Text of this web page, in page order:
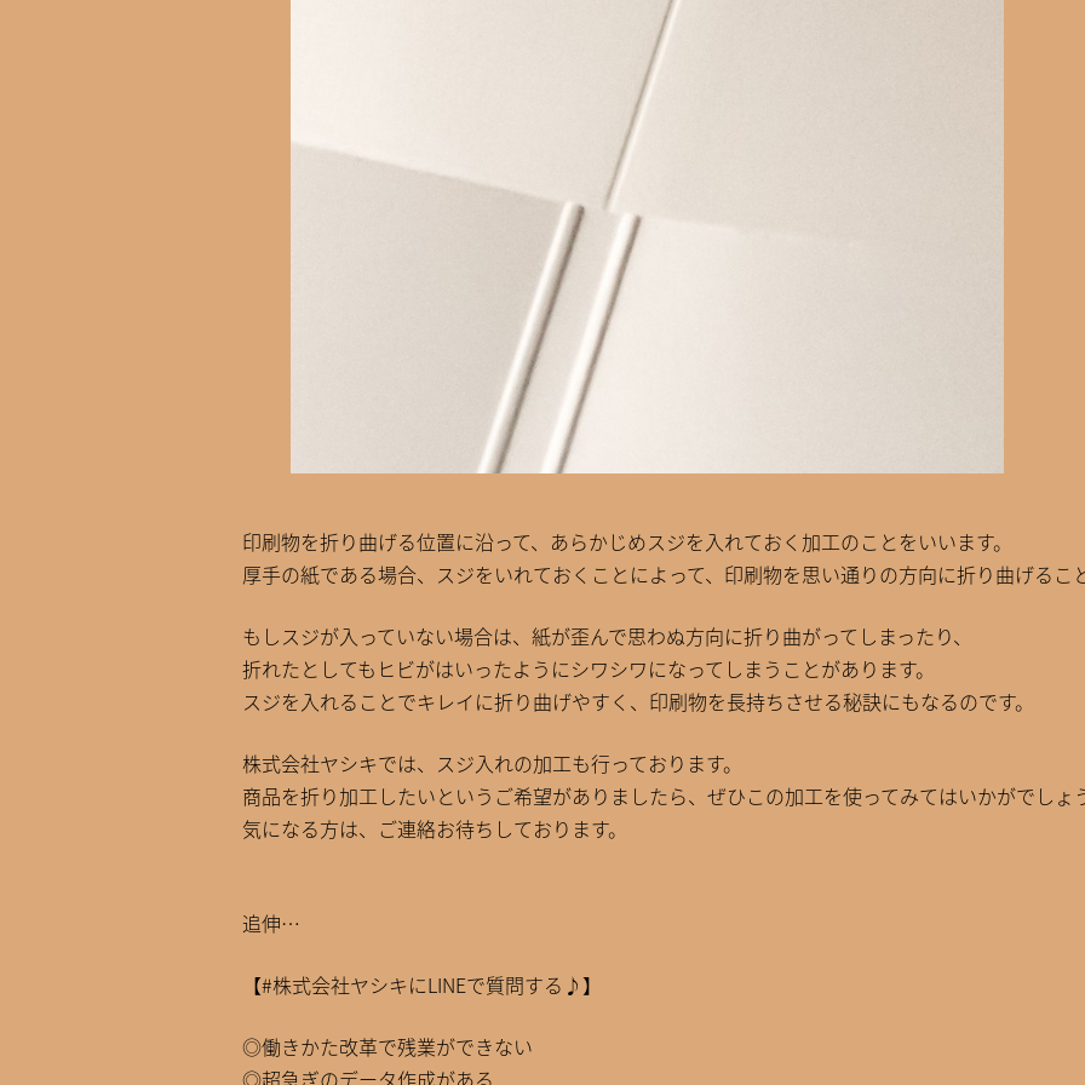
印刷物を折り曲げる位置に沿って、あらかじめスジを入れておく加工のことをいいます。
厚手の紙である場合、スジをいれておくことによって、印刷物を思い通りの方向に折り曲げるこ
もしスジが入っていない場合は、紙が歪んで思わぬ方向に折り曲がってしまったり、
折れたとしてもヒビがはいったようにシワシワになってしまうことがあります。
スジを入れることでキレイに折り曲げやすく、印刷物を長持ちさせる秘訣にもなるのです。
株式会社ヤシキでは、スジ入れの加工も行っております。
商品を折り加工したいというご希望がありましたら、ぜひこの加工を使ってみてはいかがでしょ
気になる方は、ご連絡お待ちしております。
追伸…
【#株式会社ヤシキにLINEで質問する♪】
◎働きかた改革で残業ができない